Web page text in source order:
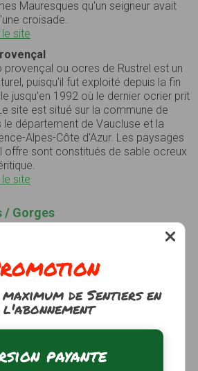
Mauresques qu'un seigneur avait
croisade.
site
provençal ou ocres de Rustrel est un
puisqu'il fut exploité depuis la fin
jusqu'en 1992 où le dernier ocrier prit
site est situé sur la commune de
le département de Vaucluse et la
Alpes-Côte d'Azur. Les paysages
offre sont constitués de sable ocreux
site
/ Gorges
Lure
des Alpes-de-Haute-Provence. Elle
la même formation géologique que le
de Sentiers en
payante